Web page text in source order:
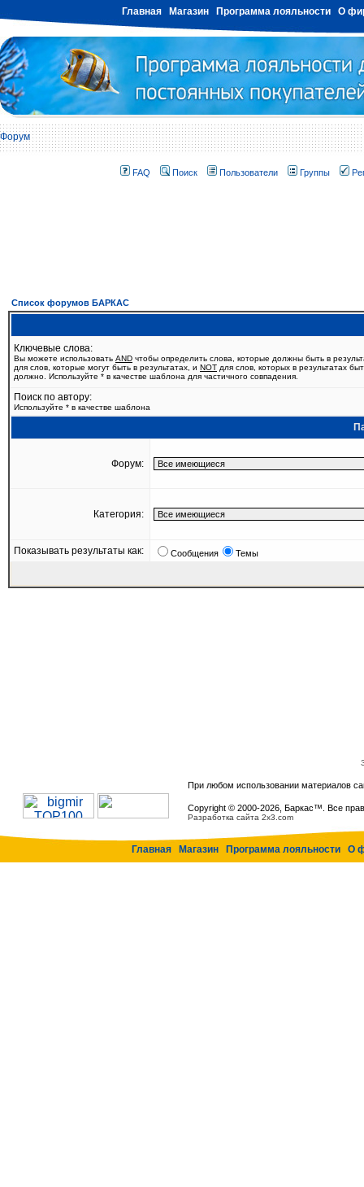
Главная Магазин Программа лояльности О
Форум
FAQ Поиск Пользователи Группы
Список форумов БАРКАС
Ключевые слова:
Вы можете использовать AND чтобы определить слова, которые должны быть в
для слов, которые могут быть в результатах, и NOT для слов, которых в результатах
должно. Используйте * в качестве шаблона для частичного совпадения.
Поиск по автору:
Используйте * в качестве шаблона
Форум:
Категория:
Показывать результаты как: Сообщения Темы
При любом использовании материалов
Copyright © 2000-2026, Баркас™. Все
Разработка сайта 2x3.com
Главная Магазин Программа лояльности О